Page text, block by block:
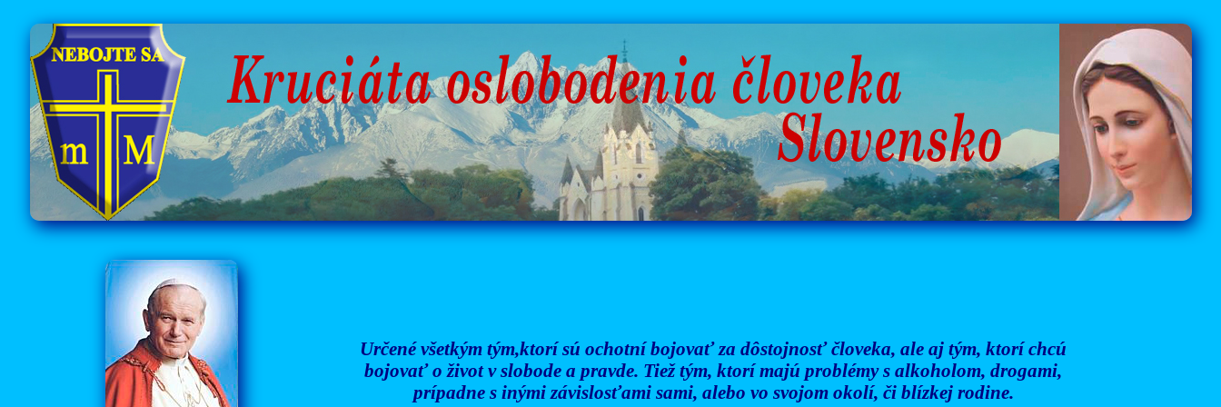
Určené všetkým tým,ktorí sú ochotní bojovať za dôstojnosť človeka, ale aj tým, ktorí chcú
bojovať o život v slobode a pravde. Tiež tým, ktorí majú problémy s alkoholom, drogami,
prípadne s inými závislosťami sami, alebo vo svojom okolí, či blízkej rodine.